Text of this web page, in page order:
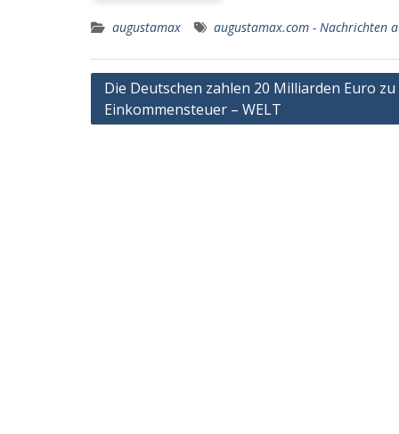
augustamax augustamax.com - Nachrichten
Post
navigation
Die Deutschen zahlen 20 Milliarden Euro zu
Einkommensteuer – WELT